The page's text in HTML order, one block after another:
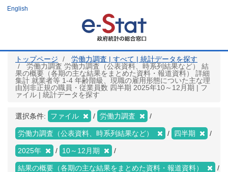
ツ
English
トップページ
労働力調査 | すべて | 統計データを探す
労働力調査 労働力調査（公表資料、時系列結果など） 結
果の概要（各期の主な結果をまとめた資料・報道資料） 詳細
集計 就業者等 1-4 年齢階級、現職の雇用形態についた主な理
由別非正規の職員・従業員数 四半期 2025年10～12月期 | フ
ァイル | 統計データを探す
選択条件: ファイル 労働力調査
労働力調査（公表資料、時系列結果など） 四半期
2025年 10～12月期
結果の概要（各期の主な結果をまとめた資料・報道資料）